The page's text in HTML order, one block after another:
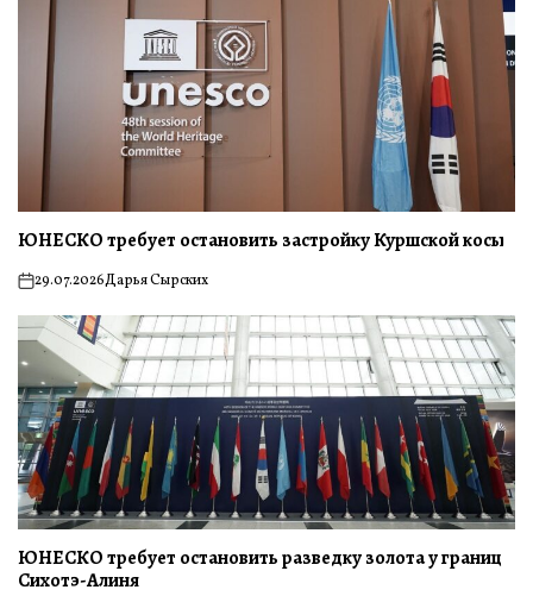
ЮНЕСКО требует остановить застройку Куршской косы
on29.07.2026Дарья Сырских
ЮНЕСКО требует остановить разведку золота у границ
Сихотэ-Алиня